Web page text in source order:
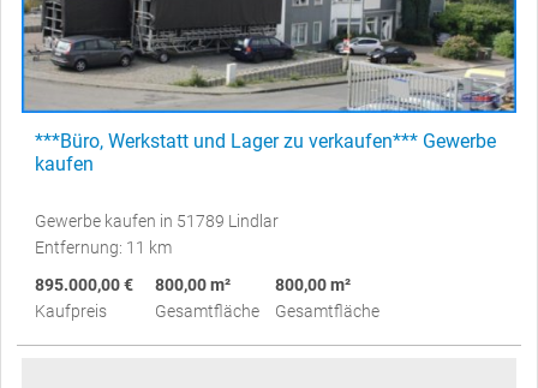
***Büro, Werkstatt und Lager zu verkaufen*** Gewerbe
kaufen
Gewerbe kaufen in 51789 Lindlar
Entfernung: 11 km
895.000,00 €
Kaufpreis
800,00 m²
Gesamtfläche
800,00 m²
Gesamtfläche